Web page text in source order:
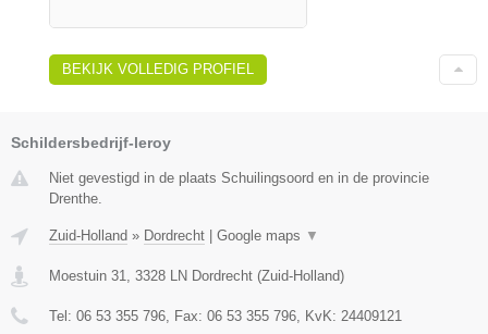
BEKIJK VOLLEDIG PROFIEL
Schildersbedrijf-leroy
Niet gevestigd in de plaats Schuilingsoord en in de provincie
Drenthe.
Zuid-Holland » Dordrecht Google maps ▼
Moestuin 31 3328 LN Dordrecht (Zuid-Holland)
Tel: 06 53 355 796 , Fax: 06 53 355 796 , KvK: 24409121